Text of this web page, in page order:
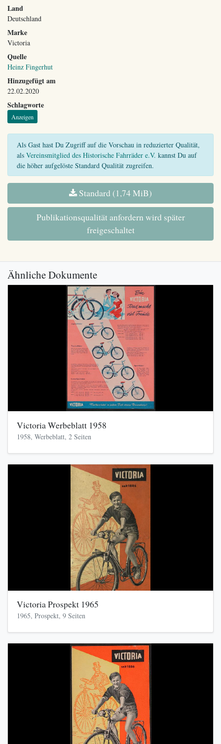
Land
Deutschland
Marke
Victoria
Quelle
Heinz Fingerhut
Hinzugefügt am
22.02.2020
Schlagworte
Anzeigen
Als Gast hast Du Zugriff auf die Vorschau in reduzierter Qualität,
als Vereinsmitglied des Historische Fahrräder e.V. kannst Du auf
die höher aufgelöste Standard Qualität zugreifen.
Standard (1,74 MiB)
Publikationsqualität anfordern wird später
freigeschaltet
Ähnliche Dokumente
Victoria Werbeblatt 1958
1958, Werbeblatt, 2 Seiten
Victoria Prospekt 1965
1965, Prospekt, 9 Seiten